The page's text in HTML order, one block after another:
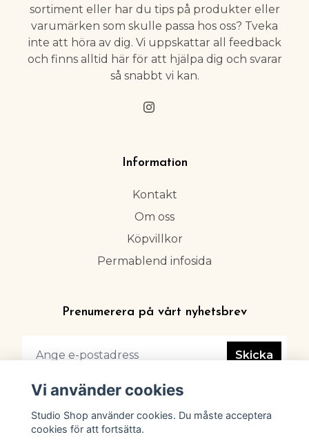
sortiment eller har du tips på produkter eller
varumärken som skulle passa hos oss? Tveka
inte att höra av dig. Vi uppskattar all feedback
och finns alltid här för att hjälpa dig och svarar
så snabbt vi kan.
Information
Kontakt
Om oss
Köpvillkor
Permablend infosida
Prenumerera på vårt nyhetsbrev
Skicka
Vi använder cookies
Studio Shop använder cookies. Du måste acceptera
cookies för att fortsätta.